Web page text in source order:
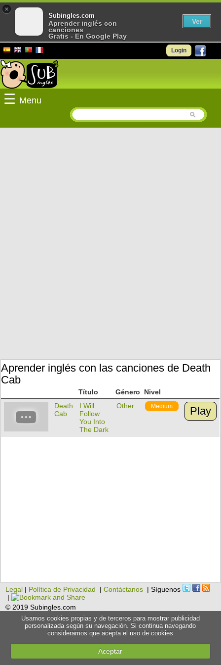
Login
☰ Menu
Aprender inglés con las canciones de Death
Cab
Título Género
Nivel
Death
Cab
I Will
Follow
You Into
The Dark
Other Medium Play
Legal | Política de Privacidad |Contáctanos | Síguenos
|
© 2019 Subingles.com
Usamos cookies propias y de terceros para mostrar publicidad
personalizada según su navegación. Si continua navegando
consideramos que acepta el uso de cookies
Aceptar
×
Subingles.com
Aprender inglés con
canciones
Gratis - En Google Play
Ver